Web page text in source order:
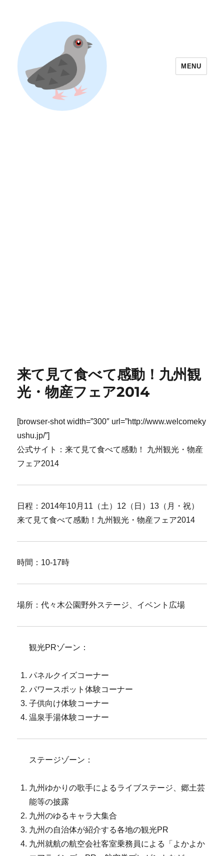
MENU
来て見て食べて感動！九州観
光・物産フェア2014
[browser-shot width=”300″ url=”http://www.welcomeky
ushu.jp/”]
公式サイト：来て見て食べて感動！ 九州観光・物産
フェア2014
日程：2014年10月11（土）12（日）13（月・祝）
来て見て食べて感動！九州観光・物産フェア2014
時間：10-17時
場所：代々木公園野外ステージ、イベント広場
観光PRゾーン：
パネルクイズコーナー
パワースポット体験コーナー
子供向け体験コーナー
温泉手湯体験コーナー
ステージゾーン：
九州ゆかりの歌手によるライブステージ、郷土芸
能等の披露
九州のゆるキャラ大集合
九州の自治体が紹介する各地の観光PR
九州就航の航空会社客室乗務員による「よかよか